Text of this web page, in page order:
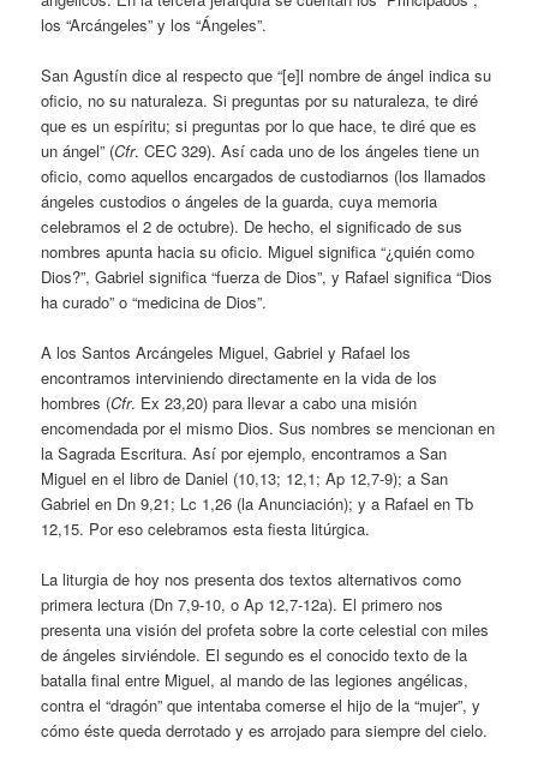
los “Arcángeles” y los “Ángeles”.
San Agustín dice al respecto que “[e]l nombre de ángel indica su
oficio, no su naturaleza. Si preguntas por su naturaleza, te diré
que es un espíritu; si preguntas por lo que hace, te diré que es
un ángel” (Cfr. CEC 329). Así cada uno de los ángeles tiene un
oficio, como aquellos encargados de custodiarnos (los llamados
ángeles custodios o ángeles de la guarda, cuya memoria
celebramos el 2 de octubre). De hecho, el significado de sus
nombres apunta hacia su oficio. Miguel significa “¿quién como
Dios?”, Gabriel significa “fuerza de Dios”, y Rafael significa “Dios
ha curado” o “medicina de Dios”.
A los Santos Arcángeles Miguel, Gabriel y Rafael los
encontramos interviniendo directamente en la vida de los
hombres (Cfr. Ex 23,20) para llevar a cabo una misión
encomendada por el mismo Dios. Sus nombres se mencionan en
la Sagrada Escritura. Así por ejemplo, encontramos a San
Miguel en el libro de Daniel (10,13; 12,1; Ap 12,7-9); a San
Gabriel en Dn 9,21; Lc 1,26 (la Anunciación); y a Rafael en Tb
12,15. Por eso celebramos esta fiesta litúrgica.
La liturgia de hoy nos presenta dos textos alternativos como
primera lectura (Dn 7,9-10, o Ap 12,7-12a). El primero nos
presenta una visión del profeta sobre la corte celestial con miles
de ángeles sirviéndole. El segundo es el conocido texto de la
batalla final entre Miguel, al mando de las legiones angélicas,
contra el “dragón” que intentaba comerse el hijo de la “mujer”, y
cómo éste queda derrotado y es arrojado para siempre del cielo.